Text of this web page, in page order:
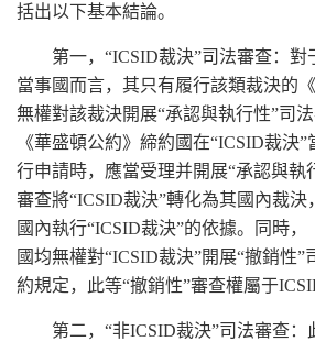
括出以下基本結論。
第一，“ICSID裁決”司法審查：對
當事國而言，其只有履行該類裁決的
無權對該裁決開展“承認與執行性”司
《華盛頓公約》締約國在“ICSID裁決
行申請時，應當受理并開展“承認與執
審查將“ICSID裁決”轉化為其國內裁
國內執行“ICSID裁決”的依據。同時
國均無權對“ICSID裁決”開展“撤銷性
約規定，此等“撤銷性”審查權屬于
第二，“非ICSID裁決”司法審查